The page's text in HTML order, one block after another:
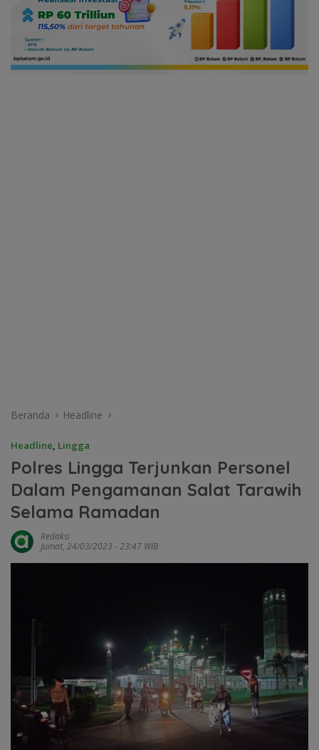
Beranda Headline
Headline, Lingga
Polres Lingga Terjunkan Personel
Dalam Pengamanan Salat Tarawih
Selama Ramadan
Redaksi
Jumat, 24/03/2023 - 23:47 WIB